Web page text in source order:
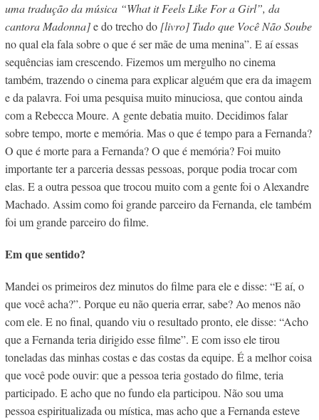
uma tradução da música “What it Feels Like For a Girl”, da
cantora Madonna]e do trecho do [livro] Tudo que Você Não Soube
no qual ela fala sobre o que é ser mãe de uma menina”. E aí essas
sequências iam crescendo. Fizemos um mergulho no cinema
também, trazendo o cinema para explicar alguém que era da imagem
e da palavra. Foi uma pesquisa muito minuciosa, que contou ainda
com a Rebecca Moure. A gente debatia muito. Decidimos falar
sobre tempo, morte e memória. Mas o que é tempo para a Fernanda?
O que é morte para a Fernanda? O que é memória? Foi muito
importante ter a parceria dessas pessoas, porque podia trocar com
elas. E a outra pessoa que trocou muito com a gente foi o Alexandre
Machado. Assim como foi grande parceiro da Fernanda, ele também
foi um grande parceiro do filme.
Em que sentido?
Mandei os primeiros dez minutos do filme para ele e disse: “E aí, o
que você acha?”. Porque eu não queria errar, sabe? Ao menos não
com ele. E no final, quando viu o resultado pronto, ele disse: “Acho
que a Fernanda teria dirigido esse filme”. E com isso ele tirou
toneladas das minhas costas e das costas da equipe. É a melhor coisa
que você pode ouvir: que a pessoa teria gostado do filme, teria
participado. E acho que no fundo ela participou. Não sou uma
pessoa espiritualizada ou mística, mas acho que a Fernanda esteve